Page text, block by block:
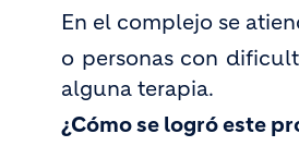
En el complejo se
o personas con
alguna terapia.
¿Cómo se logró este